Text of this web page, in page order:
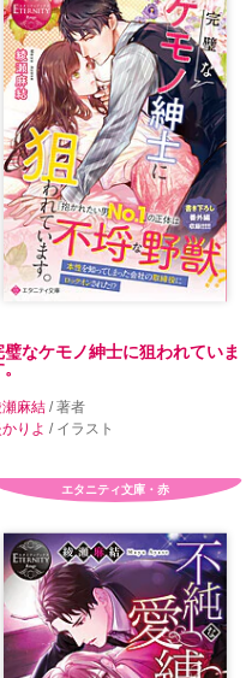
璧なケモノ紳士に狙われていま
麻結 / 著者
りよ / イラスト
エタニティ文庫・赤